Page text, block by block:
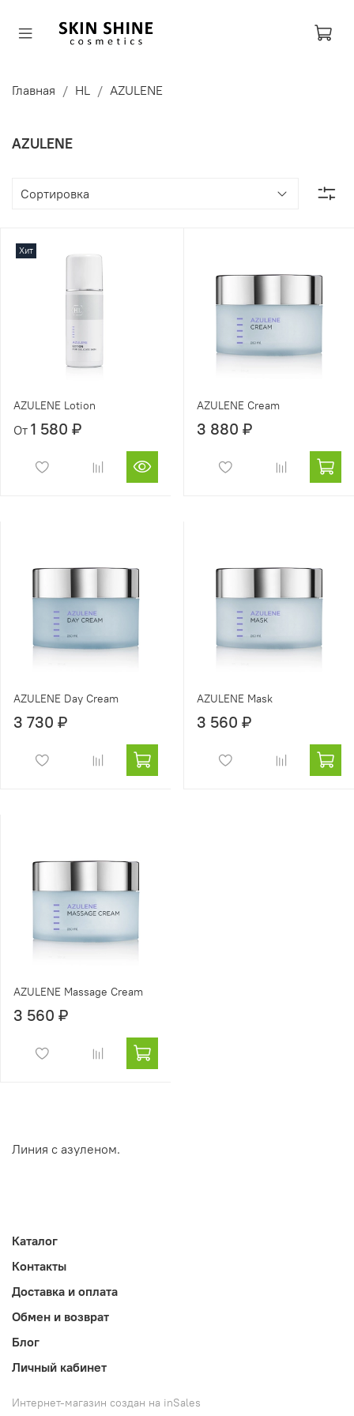
Главная HL AZULENE
AZULENE
Хит
AZULENE Lotion
От 1 580 ₽
AZULENE Cream
3 880 ₽
AZULENE Day Cream
3 730 ₽
AZULENE Mask
3 560 ₽
AZULENE Massage Cream
3 560 ₽
Линия с азуленом.
Каталог
Контакты
Доставка и оплата
Обмен и возврат
Блог
Личный кабинет
Интернет-магазин создан на inSales